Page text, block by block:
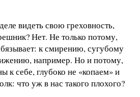
видеть свою греховность,
Нет. Не только потому,
к смирению, сугубому
например. Но и потому,
к себе, глубоко не «копаем» и
что уж в нас такого плохого?